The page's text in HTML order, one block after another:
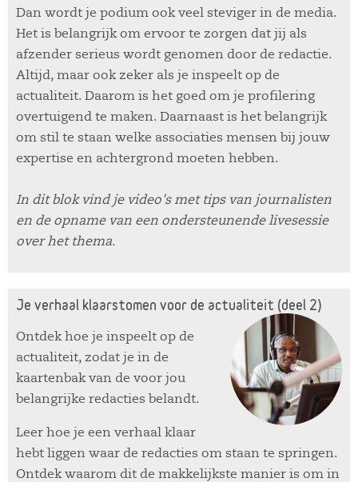
Dan wordt je podium ook veel steviger in de media.
Het is belangrijk om ervoor te zorgen dat jij als
afzender serieus wordt genomen door de redactie.
Altijd, maar ook zeker als je inspeelt op de
actualiteit. Daarom is het goed om je profilering
overtuigend te maken. Daarnaast is het belangrijk
om stil te staan welke associaties mensen bij jouw
expertise en achtergrond moeten hebben.
In dit blok vind je video's met tips van journalisten
en de opname van een ondersteunende livesessie
over het thema.
Je verhaal klaarstomen voor de actualiteit (deel 2)
Ontdek hoe je inspeelt op de
actualiteit, zodat je in de
kaartenbak van de voor jou
belangrijke redacties belandt.
Leer hoe je een verhaal klaar
hebt liggen waar de redacties om staan te springen.
Ontdek waarom dit de makkelijkste manier is om in